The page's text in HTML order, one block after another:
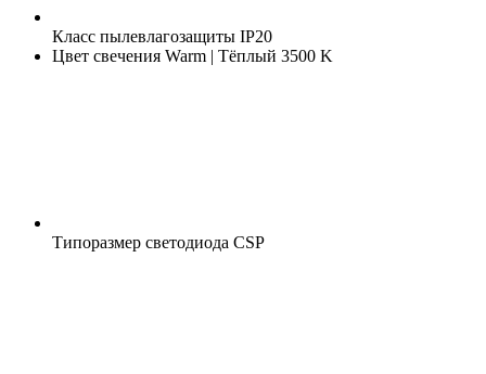
Класс пылевлагозащиты IP20
Цвет свечения Warm | Тёплый 3500 K
Типоразмер светодиода CSP